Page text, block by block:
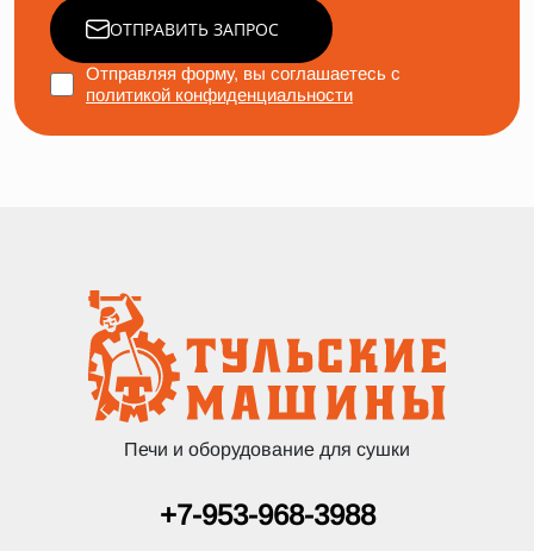
ОТПРАВИТЬ ЗАПРОС
Отправляя форму, вы соглашаетесь с
политикой конфиденциальности
Печи и оборудование для сушки
+7-953-968-3988